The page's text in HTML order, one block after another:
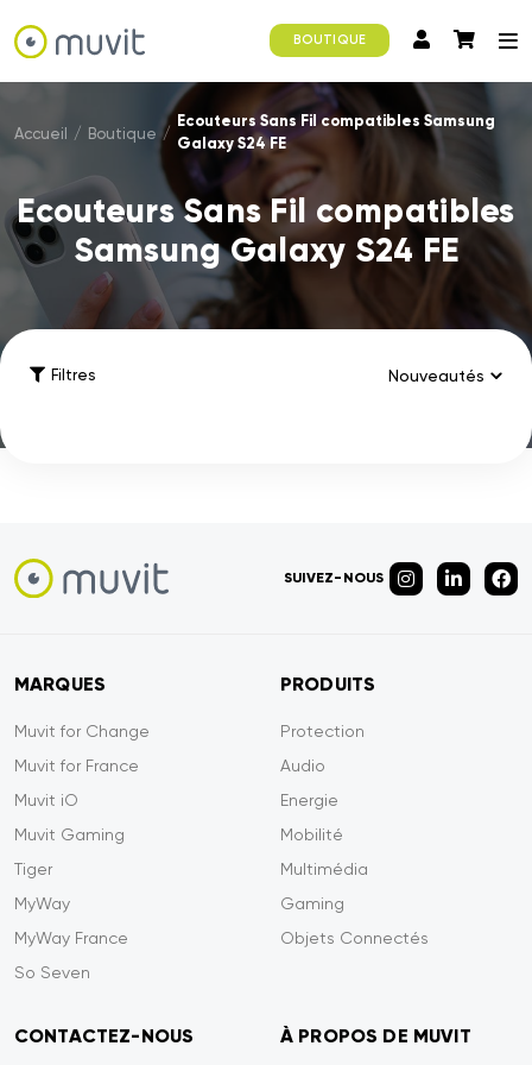
BOUTIQUE
Accueil / Boutique /
Ecouteurs Sans Fil compatibles Samsung
Galaxy S24 FE
Ecouteurs Sans Fil compatibles
Samsung Galaxy S24 FE
Filtres
SUIVEZ-NOUS
MARQUES
Muvit for Change
Muvit for France
Muvit iO
Muvit Gaming
Tiger
MyWay
MyWay France
So Seven
PRODUITS
Protection
Audio
Energie
Mobilité
Multimédia
Gaming
Objets Connectés
CONTACTEZ-NOUS À PROPOS DE MUVIT